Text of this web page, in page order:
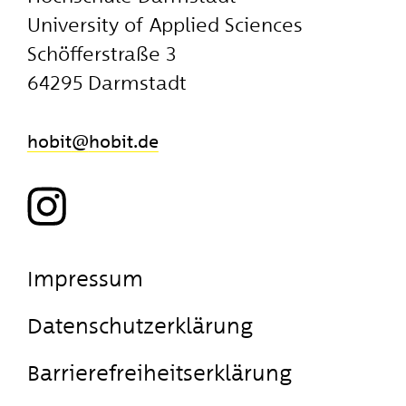
Unternehmensberatung.
Zum Talk
Mathematik, Informatik, Naturwissenschaft,
Technik
University of Applied Sciences
Schöfferstraße 3
64295 Darmstadt
hobit ​hobit.de
Impressum
Datenschutzerklärung
Barrierefreiheitserklärung